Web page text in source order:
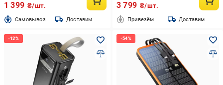
1 399 ₴/шт.
Cамовывоз Доставим
3 799 ₴/шт.
Привезём Доставим